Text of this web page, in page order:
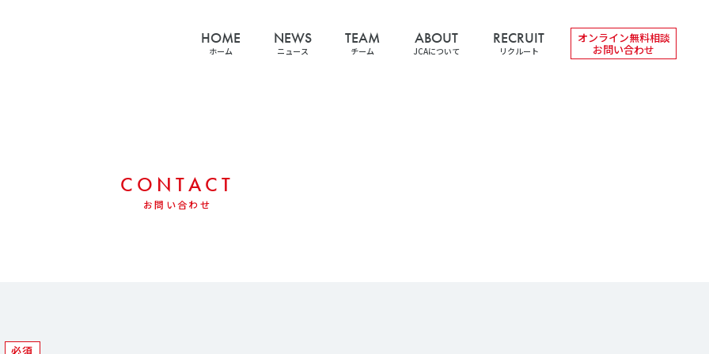
HOME
ホーム
NEWS
ニュース
TEAM
チーム
ABOUT
JCAについて
RECRUIT
リクルート
オンライン無料相談
お問い合わせ
CONTACT
お問い合わせ
必須